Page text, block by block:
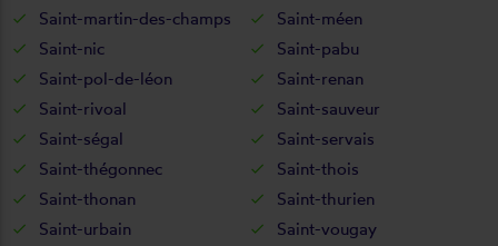
Saint-martin-des-champs
Saint-méen
Saint-nic
Saint-pabu
Saint-pol-de-léon
Saint-renan
Saint-rivoal
Saint-sauveur
Saint-ségal
Saint-servais
Saint-thégonnec
Saint-thois
Saint-thonan
Saint-thurien
Saint-urbain
Saint-vougay